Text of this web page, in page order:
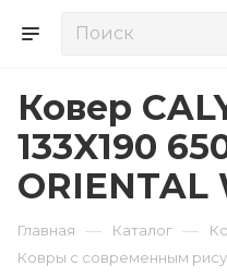
Ковер
133X190
ORIENTAL
Главная — Каталог —
Ковры с современным